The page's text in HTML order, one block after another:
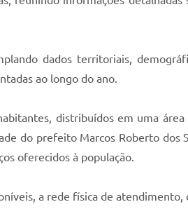
dados territoriais,
ao longo do ano.
distribuídos em uma
do prefeito Marcos Roberto dos
oferecidos à população.
a rede física de atendimento,